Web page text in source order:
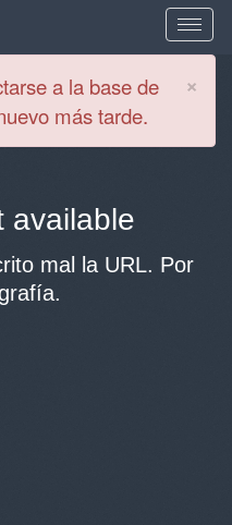
×
a la base de
más tarde.
available
mal la URL. Por